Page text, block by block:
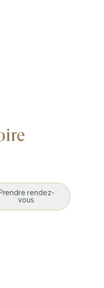
Prendre rendez-
vous